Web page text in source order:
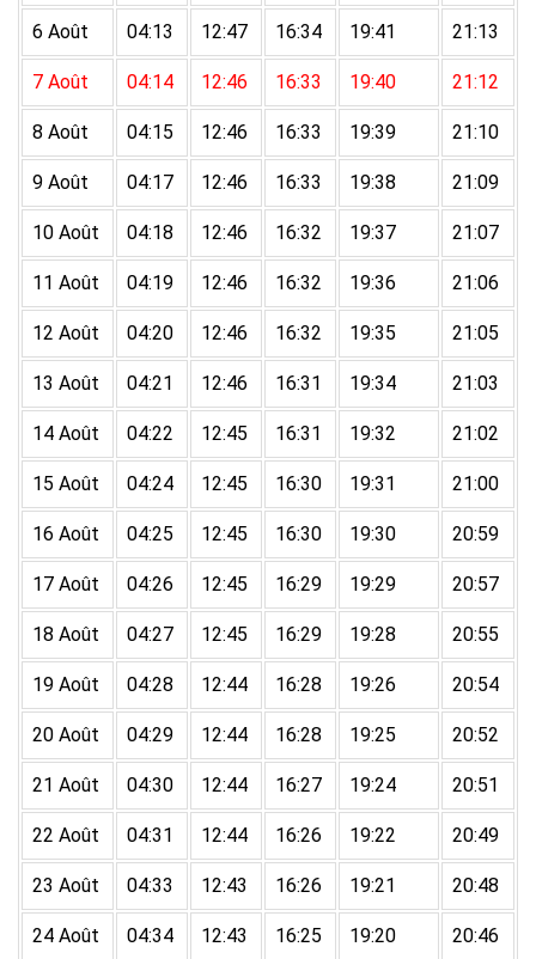
6 Août 04:13 12:47 16:34 19:41 21:13
7 Août 04:14 12:46 16:33 19:40 21:12
8 Août 04:15 12:46 16:33 19:39 21:10
9 Août 04:17 12:46 16:33 19:38 21:09
10 Août 04:18 12:46 16:32 19:37 21:07
11 Août 04:19 12:46 16:32 19:36 21:06
12 Août 04:20 12:46 16:32 19:35 21:05
13 Août 04:21 12:46 16:31 19:34 21:03
14 Août 04:22 12:45 16:31 19:32 21:02
15 Août 04:24 12:45 16:30 19:31 21:00
16 Août 04:25 12:45 16:30 19:30 20:59
17 Août 04:26 12:45 16:29 19:29 20:57
18 Août 04:27 12:45 16:29 19:28 20:55
19 Août 04:28 12:44 16:28 19:26 20:54
20 Août 04:29 12:44 16:28 19:25 20:52
21 Août 04:30 12:44 16:27 19:24 20:51
22 Août 04:31 12:44 16:26 19:22 20:49
23 Août 04:33 12:43 16:26 19:21 20:48
24 Août 04:34 12:43 16:25 19:20 20:46